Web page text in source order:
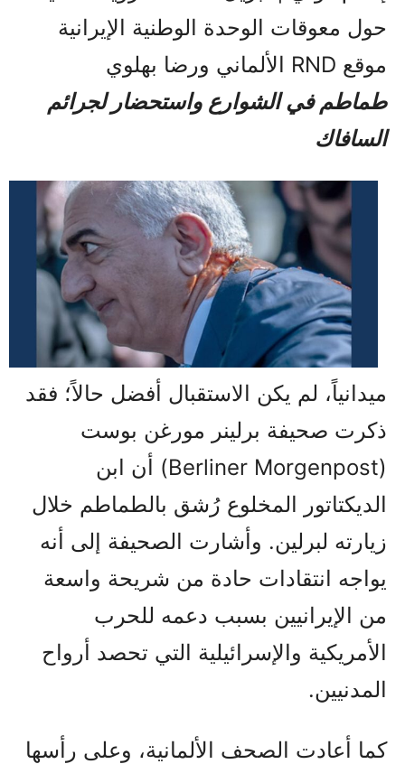
حول معوقات الوحدة الوطنية الإيرانية
موقع RND الألماني ورضا بهلوي
طماطم في الشوارع واستحضار لجرائم
السافاك
ميدانياً، لم يكن الاستقبال أفضل حالاً؛ فقد
ذكرت صحيفة برلينر مورغن بوست
(Berliner Morgenpost) أن ابن
الديكتاتور المخلوع رُشق بالطماطم خلال
زيارته لبرلين. وأشارت الصحيفة إلى أنه
يواجه انتقادات حادة من شريحة واسعة
من الإيرانيين بسبب دعمه للحرب
الأمريكية والإسرائيلية التي تحصد أرواح
المدنيين.
كما أعادت الصحف الألمانية، وعلى رأسها